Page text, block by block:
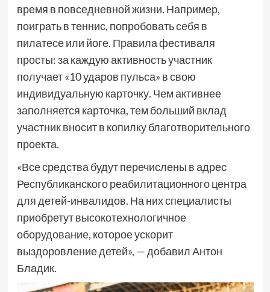
время в повседневной жизни. Например,
поиграть в теннис, попробовать себя в
пилатесе или йоге. Правила фестиваля
просты: за каждую активность участник
получает «10 ударов пульса» в свою
индивидуальную карточку. Чем активнее
заполняется карточка, тем больший вклад
участник вносит в копилку благотворительного
проекта.
«Все средства будут перечислены в адрес
Республиканского реабилитационного центра
для детей-инвалидов. На них специалисты
приобретут высокотехнологичное
оборудование, которое ускорит
выздоровление детей», — добавил Антон
Бладик.